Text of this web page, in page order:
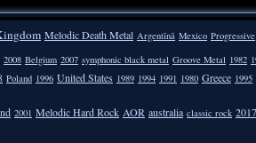
Melodic Death Metal Argentīnā Mexico Progressive
2008 Belgium 2007 symphonic black metal Groove Metal 1982
Poland 1996 United States 1989 1994 1991 1980 Greece 1995
2001 Melodic Hard Rock AOR australia classic rock 2017